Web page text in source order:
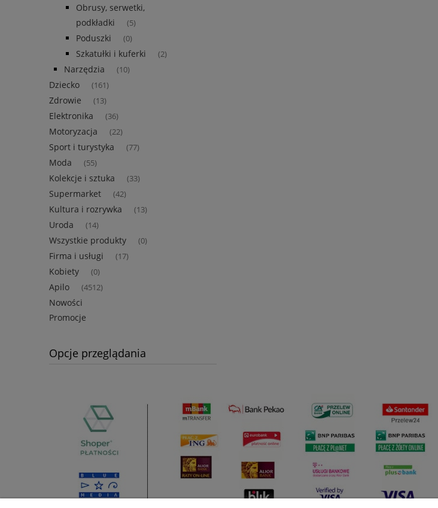
Obrusy, serwetki,
podkładki
(5)
Poduszki (0)
Szkatułki i kuferki (2)
Narzędzia (10)
Dziecko (161)
Zdrowie (13)
Elektronika (36)
Motoryzacja (22)
Sport i turystyka (77)
Moda (55)
Kolekcje i sztuka (33)
Supermarket (42)
Kultura i rozrywka (13)
Uroda (14)
Wszystkie produkty (0)
Firma i usługi (17)
Kobiety (0)
Apilo (4512)
Nowości
Promocje
Opcje przeglądania